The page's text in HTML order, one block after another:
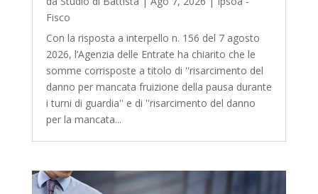
Fisco
Con la risposta a interpello n. 156 del 7 agosto
2026, l’Agenzia delle Entrate ha chiarito che le
somme corrisposte a titolo di ''risarcimento del
danno per mancata fruizione della pausa durante
i turni di guardia'' e di ''risarcimento del danno
per la mancata...